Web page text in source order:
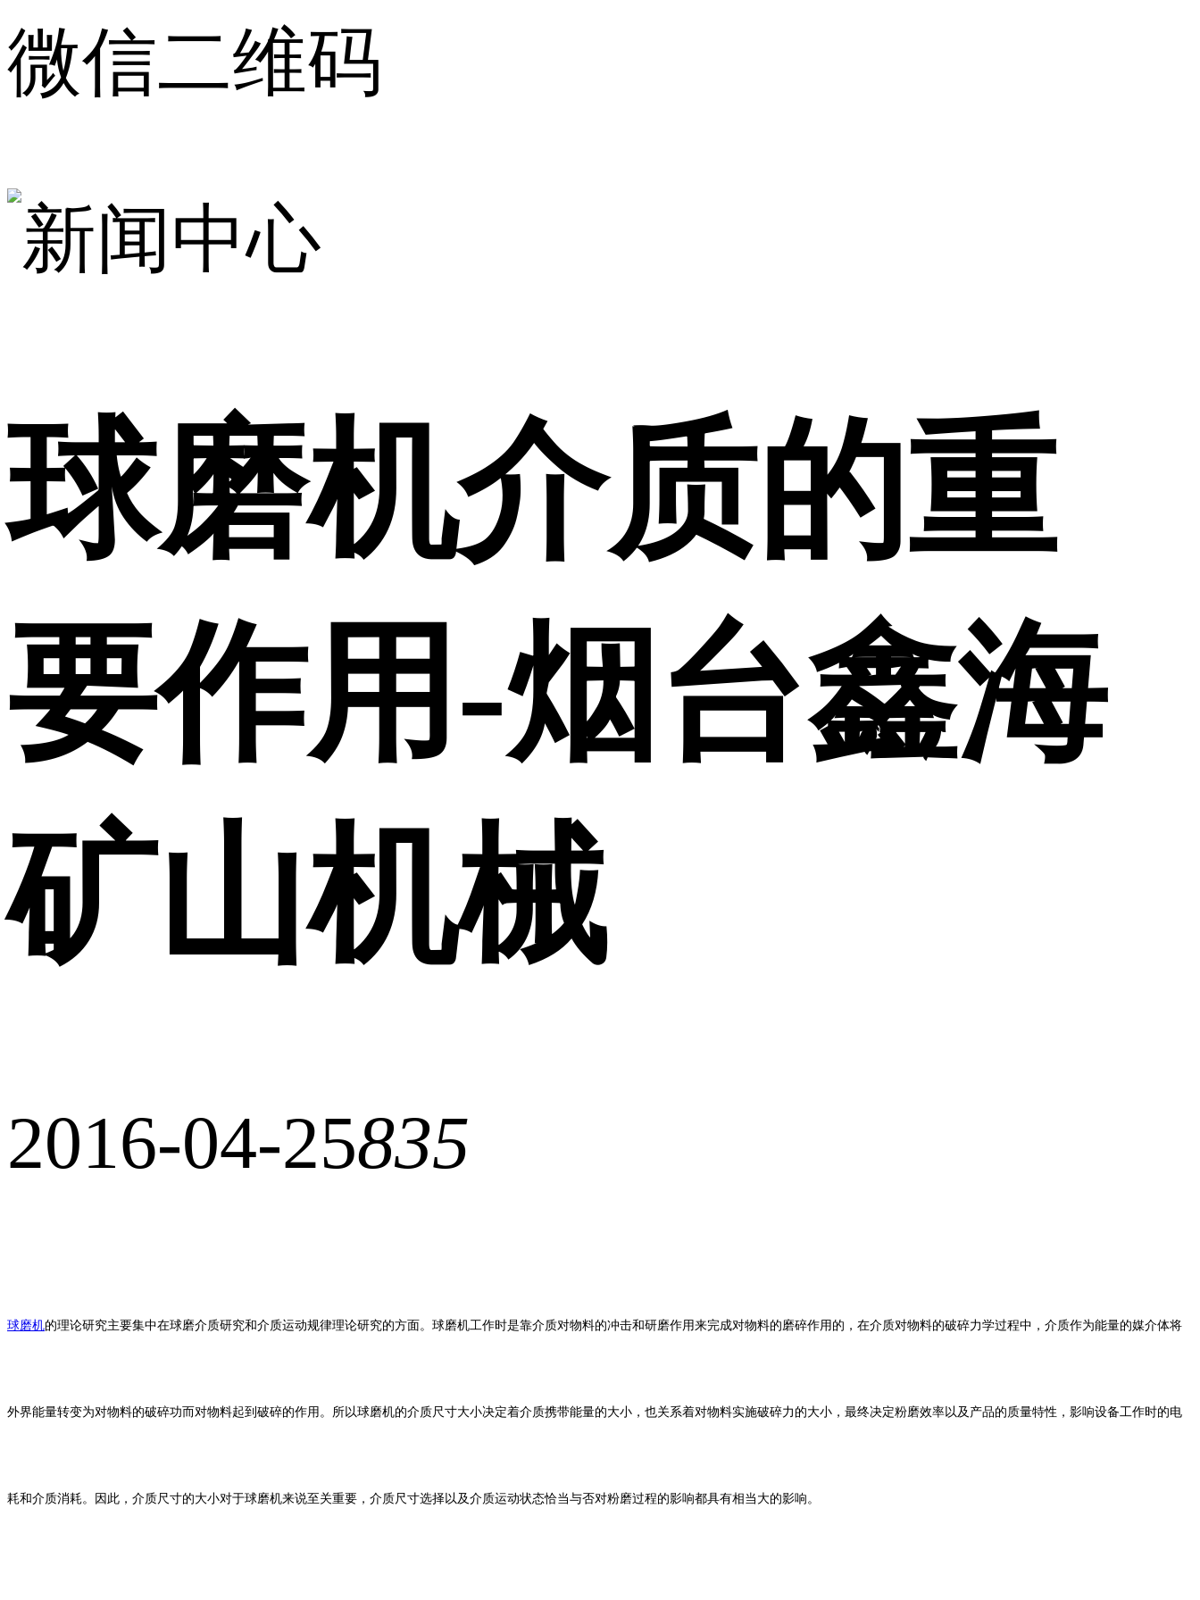
微信二维码
球磨机介质的重
要作用-烟台鑫海
矿山机械
2016-04-25835
球磨机的理论研究主要集中在球磨介质研究和介质运动规律理论研究的方面。球磨机工作时是靠介质对物料的冲击和研磨作用来完成对物料的磨碎作用的，在介质对物料的破碎力学过程中，介质作为能量的媒介体将
外界能量转变为对物料的破碎功而对物料起到破碎的作用。所以球磨机的介质尺寸大小决定着介质携带能量的大小，也关系着对物料实施破碎力的大小，最终决定粉磨效率以及产品的质量特性，影响设备工作时的电
耗和介质消耗。因此，介质尺寸的大小对于球磨机来说至关重要，介质尺寸选择以及介质运动状态恰当与否对粉磨过程的影响都具有相当大的影响。